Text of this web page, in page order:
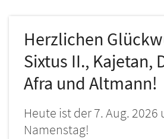
Herzlichen
Sixtus II., Kajetan,
Afra und Altmann!
Heute ist der 7. Aug. 2026
Namenstag!